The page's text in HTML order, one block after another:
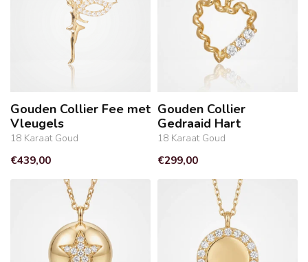
Gouden Collier Fee met
Vleugels
18 Karaat Goud
€439,00
Gouden Collier
Gedraaid Hart
18 Karaat Goud
€299,00